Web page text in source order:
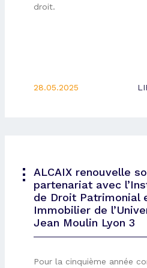
droit.
28.05.2025
ALCAIX renouvelle
partenariat avec
de Droit Patrimonial
Immobilier de
Jean Moulin Lyon 3
Pour la cinquième année